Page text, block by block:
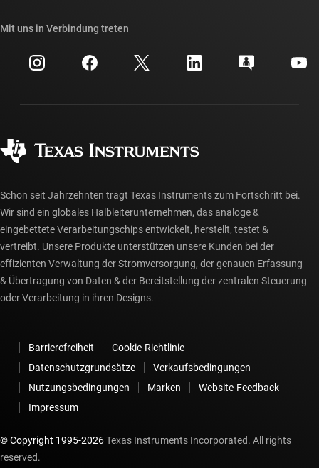
Investorenbeziehungen
Fertigung
Querverweis-Suche
Kundensupportzentrum
myTI-Konto FAQs
Häufig gestellte Fragen zu Bestellungen
Mit uns in Verbindung treten
Schon seit Jahrzehnten trägt Texas Instruments zum Fortschritt bei.
Wir sind ein globales Halbleiterunternehmen, das analoge &
eingebettete Verarbeitungschips entwickelt, herstellt, testet &
vertreibt. Unsere Produkte unterstützen unsere Kunden bei der
effizienten Verwaltung der Stromversorgung, der genauen Erfassung
& Übertragung von Daten & der Bereitstellung der zentralen Steuerung
oder Verarbeitung in ihren Designs.
Barrierefreiheit
Cookie-Richtlinie
Datenschutzgrundsätze
Verkaufsbedingungen
Nutzungsbedingungen
Marken
Website-Feedback
Impressum
© Copyright 1995-2026Texas Instruments Incorporated. All rights
reserved.